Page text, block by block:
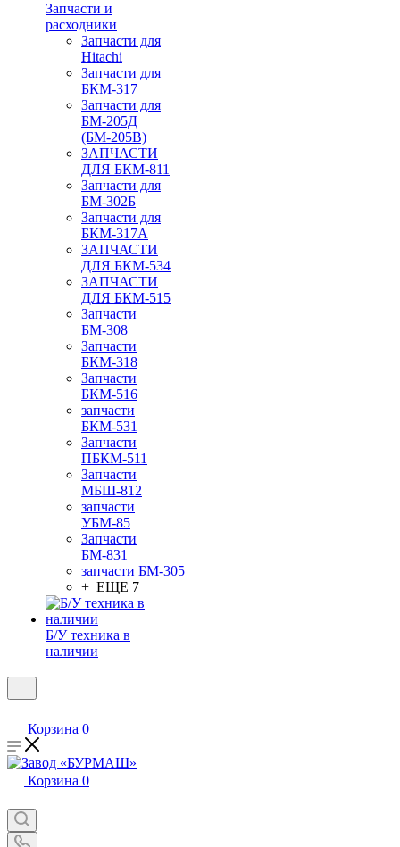
Запчасти и
расходники
Запчасти для
Hitachi
Запчасти для
БКМ-317
Запчасти для
БМ-205Д
(БМ-205В)
ЗАПЧАСТИ
ДЛЯ БКМ-811
Запчасти для
БМ-302Б
Запчасти для
БКМ-317А
ЗАПЧАСТИ
ДЛЯ БКМ-534
ЗАПЧАСТИ
ДЛЯ БКМ-515
Запчасти
БМ-308
Запчасти
БКМ-318
Запчасти
БКМ-516
запчасти
БКМ-531
Запчасти
ПБКМ-511
Запчасти
МБШ-812
запчасти
УБМ-85
Запчасти
БМ-831
запчасти БМ-305
+ ЕЩЕ 7
Б/У техника в
наличии
Корзина 0
Корзина 0